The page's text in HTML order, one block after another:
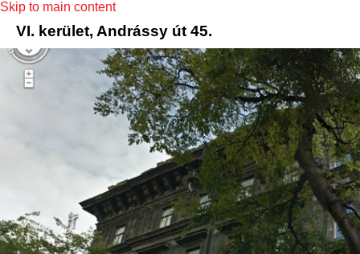
Skip to main content
VI. kerület, Andrássy út 45.